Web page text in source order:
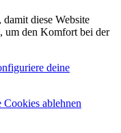
, damit diese Website
um den Komfort bei der
deine
Cookies ablehnen